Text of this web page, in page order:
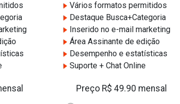
Vários formatos permitidos
Destaque Busca+Categoria
Inserido no e-mail marketing
Área Assinante de edição
Desempenho e estatísticas
Suporte + Chat Online
Preço R$ 49.90 mensal